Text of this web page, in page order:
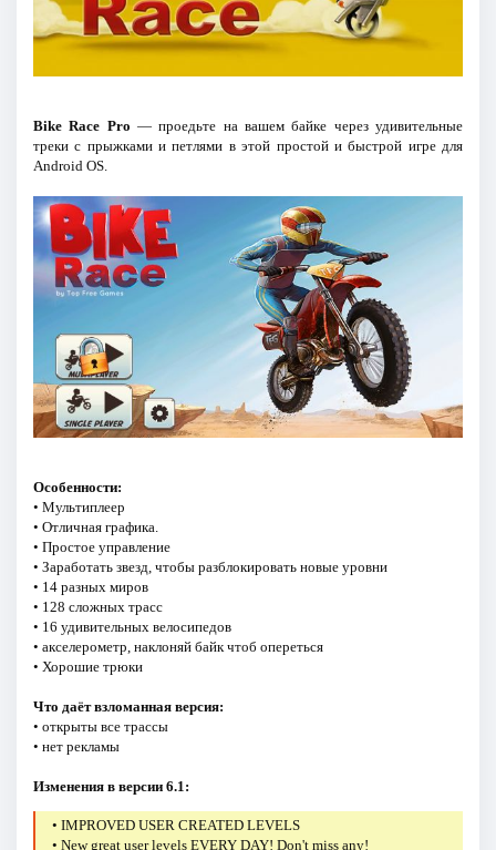
Bike Race Pro — проедьте на вашем байке через удивительные
треки с прыжками и петлями в этой простой и быстрой игре для
Android OS.
Особенности:
• Мультиплеер
• Отличная графика.
• Простое управление
• Заработать звезд, чтобы разблокировать новые уровни
• 14 разных миров
• 128 сложных трасс
• 16 удивительных велосипедов
• акселерометр, наклоняй байк чтоб опереться
• Хорошие трюки
Что даёт взломанная версия:
• открыты все трассы
• нет рекламы
Изменения в версии 6.1:
• IMPROVED USER CREATED LEVELS
• New great user levels EVERY DAY! Don't miss any!